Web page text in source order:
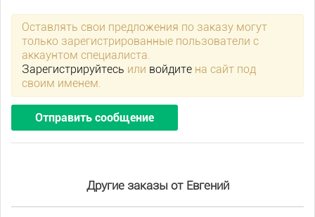
Оставлять свои предложения по заказу могут
только зарегистрированные пользователи с
аккаунтом специалиста.
Зарегистрируйтесь или войдите на сайт под
своим именем.
Отправить сообщение
Другие заказы от Евгений